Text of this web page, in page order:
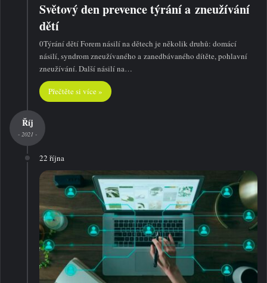
Světový den prevence týrání a zneužívání
dětí
0Týrání dětí Forem násilí na dětech je několik druhů: domácí
násilí, syndrom zneužívaného a zanedbávaného dítěte, pohlavní
zneužívání. Další násilí na…
Přečtěte si více »
Říj
- 2021 -
22 října